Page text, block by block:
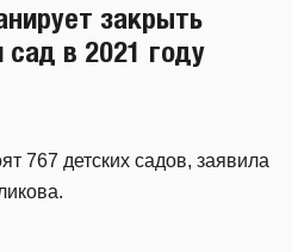
закрыть
в 2021 году
767 детских садов, заявила